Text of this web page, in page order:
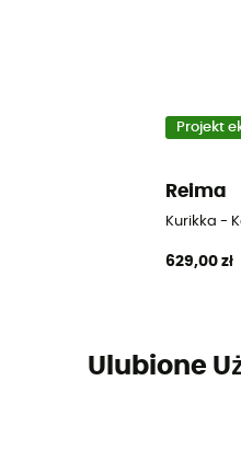
Projekt
Reima
Kurikka -
629,00 zł
Ulubione